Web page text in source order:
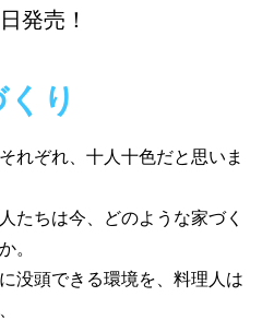
発売！
り
れぞれ、十人十色だと思いま
たちは今、どのような家づく
。
没頭できる環境を、料理人は